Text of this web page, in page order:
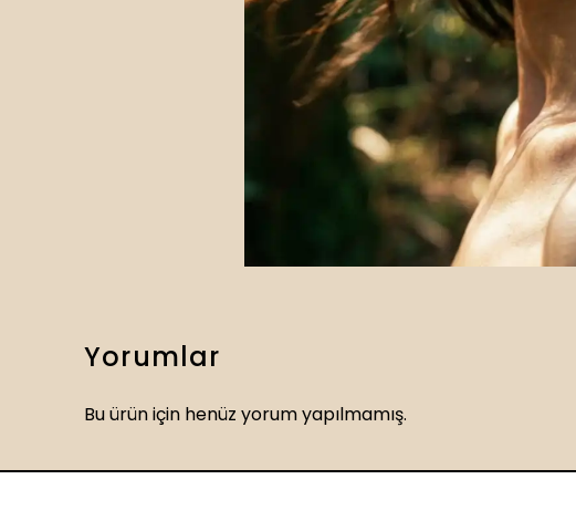
Yorumlar
Bu ürün için henüz yorum yapılmamış.